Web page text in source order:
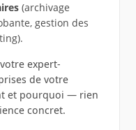
(archivage
gestion des
expert-
de votre
et pourquoi — rien
concret.